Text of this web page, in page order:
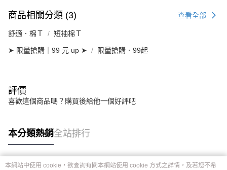
商品相關分類 (3) 查看全部
舒適．棉Ｔ 短袖棉Ｔ
➤ 限量搶購｜99 元 up ➤ 限量搶購．99起
評價
喜歡這個商品嗎？購買後給他一個好評吧
本分類熱銷全站排行
本網站中使用 cookie，欲查詢有關本網站使用 cookie 方式之詳情，及若您不希